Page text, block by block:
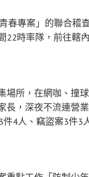
春專案」的聯合稽
22時率隊，前往轄
場所，在網咖、撞
長，深夜不流連營
4人、竊盜案3件3